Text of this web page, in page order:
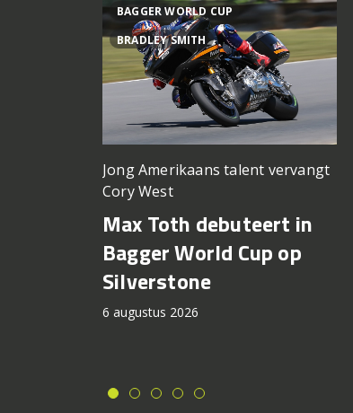
BAGGER WORLD CUP
BRADLEY SMITH
Jong Amerikaans talent vervangt
Cory West
Max Toth debuteert in
Bagger World Cup op
Silverstone
6 augustus 2026